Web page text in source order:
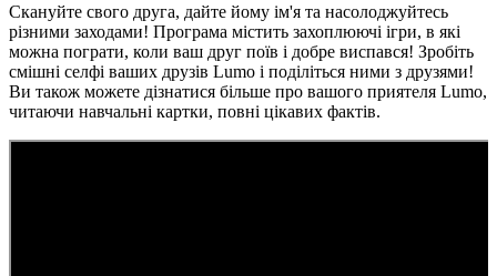
Скануйте свого друга, дайте йому ім'я та насолоджуйтесь
різними заходами! Програма містить захоплюючі ігри, в які
можна пограти, коли ваш друг поїв і добре виспався! Зробіть
смішні селфі ваших друзів Lumo і поділіться ними з друзями!
Ви також можете дізнатися більше про вашого приятеля Lumo,
читаючи навчальні картки, повні цікавих фактів.